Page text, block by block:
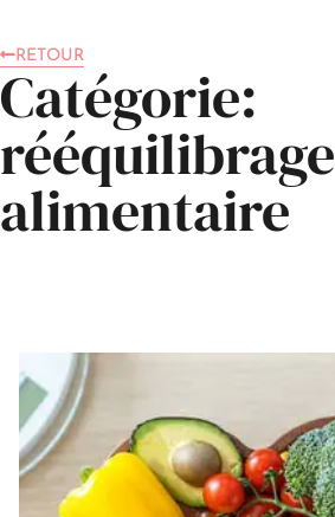
RETOUR
Catégorie:
rééquilibrage
alimentaire